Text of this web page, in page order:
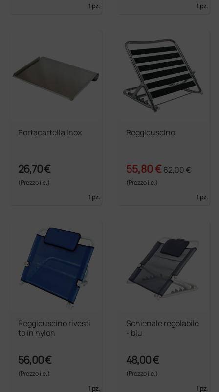
1 pz.
1 pz.
Portacartella Inox
26,70 €
(Prezzo i.e.)
1 pz.
Reggicuscino
55,80 €62,00 €
(Prezzo i.e.)
1 pz.
Reggicuscino rivesti
to in nylon
56,00 €
(Prezzo i.e.)
1 pz.
Schienale regolabile
- blu
48,00 €
(Prezzo i.e.)
1 pz.